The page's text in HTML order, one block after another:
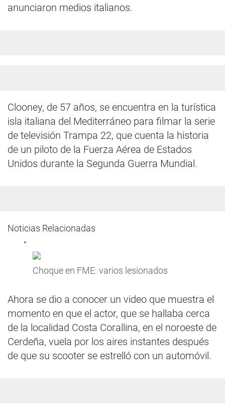
anunciaron medios italianos.
Clooney, de 57 años, se encuentra en la turística
isla italiana del Mediterráneo para filmar la serie
de televisión Trampa 22, que cuenta la historia
de un piloto de la Fuerza Aérea de Estados
Unidos durante la Segunda Guerra Mundial.
Noticias Relacionadas
Choque en FME: varios lesionados
Ahora se dio a conocer un video que muestra el
momento en que el actor, que se hallaba cerca
de la localidad Costa Corallina, en el noroeste de
Cerdeña, vuela por los aires instantes después
de que su scooter se estrelló con un automóvil.